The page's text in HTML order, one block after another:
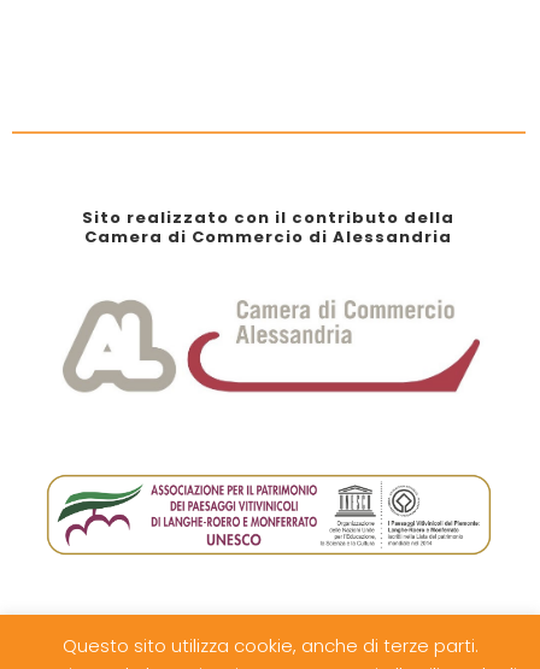
Sito realizzato con il contributo della
Camera di Commercio di Alessandria
© Pro Loco di Ovada e del Monferrato Ovadese - IAT-
Questo sito utilizza cookie, anche di terze parti.